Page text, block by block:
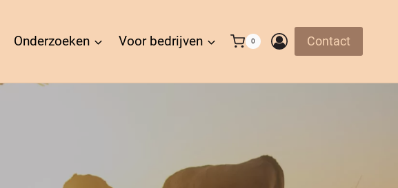
Onderzoeken Voor bedrijven 0 Contact